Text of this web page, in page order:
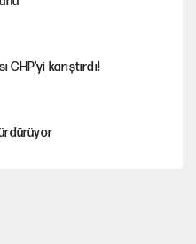
CHP'yi karıştırdı!